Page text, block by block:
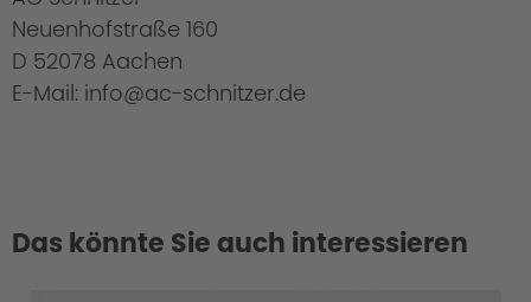
Neuenhofstraße 160
D 52078 Aachen
E-Mail: info@ac-schnitzer.de
Das könnte Sie auch interessieren